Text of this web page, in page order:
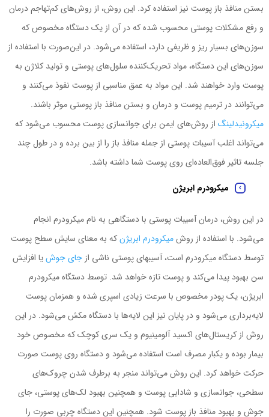
بستن منافذ باز پوست نیز استفاده کرد. این روش، از روش‌های کم‌تهاجم درمان
و رفع مشکلات پوستی محسوب شده که در آن از یک دستگاه مخصوص که
سوزن‌های بسیار ریز و ظریفی دارد، استفاده می‌شود. در این‌صورت با استفاده از
سوزن‌های این دستگاه، مواد تحریک‌کننده سلول‌های پوستی و تولید کلاژن به
پوست وارد خواهند شد. این مواد به عمق مناسبی از پوست نفوذ ‌می‌کنند و
‌می‌توانند در ترمیم پوست و درمان و بستن منافذ باز پوستی موثر باشند.
میکرونیدلینگ از روش‌های ایمن برای جوانسازی پوست محسوب ‌می‌شود که
‌می‌تواند اغلب آسیبات پوستی از جمله منافذ باز را از بین برده و در طول چند
جلسه تاثیر فوق‌العاده‌ای روی پوست شما داشته باشد.
میکرودرم ابریژن
در این روش، درمان آسیبات پوستی با دستگاهی به نام میکرودرم انجام
‌می‌شود. با استفاده از روشمیکرودرم ابریژنکه به‌ معنای سایش سطح پوست
توسط دستگاه میکرودرم است، آسیبهای پوستی ناشی ازجای جوشیا افزایش
سن بهبود پیدا می‌کند و پوست تازه خواهد شد. توسط دستگاه میکرودرم
ابریژن، یک پودر مخصوص با سرعت زیادی اسپری شده و همزمان پوست
لایه‌برداری‌ می‌شود و در پایان نیز این لایه‌ها با دستگاه مکش ‌می‌شود. در این
روش از کریستال‌های اکسید آلومینیوم و یک سری کوچک که مخصوص خود
بیمار بوده و یکبار مصرف است استفاده ‌می‌شود و دستگاه روی پوست صورت
حرکت خواهد کرد. این روش ‌می‌تواند منجر به برطرف‌ شدن چروک‌های
سطحی، جوانسازی و شادابی پوست و همچنین بهبود لک‌های پوستی، جای
جوش و بهبود منافذ باز پوست شود. همچنین این دستگاه چربی صورت را